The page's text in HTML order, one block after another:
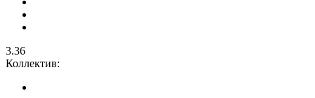
3.36
Коллектив: